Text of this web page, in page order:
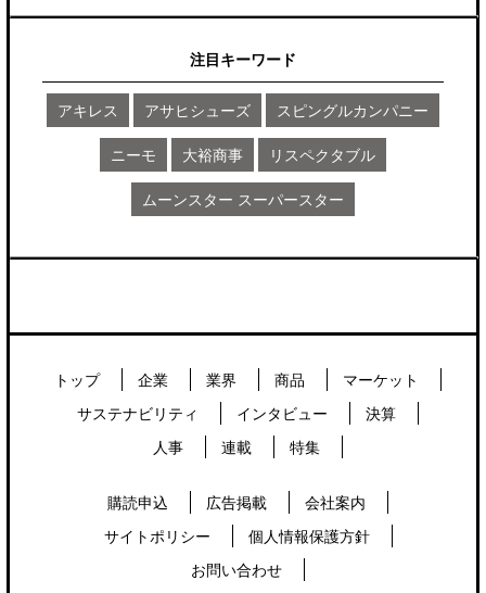
注目キーワード
アキレス アサヒシューズ スピングルカンパニー
ニーモ 大裕商事 リスペクタブル
ムーンスター スーパースター
トップ 企業 業界 商品
マーケット
サステナビリティ
インタビュー
決算
人事
連載 特集
購読申込 広告掲載
会社案内
サイトポリシー
個人情報保護方針
お問い合わせ